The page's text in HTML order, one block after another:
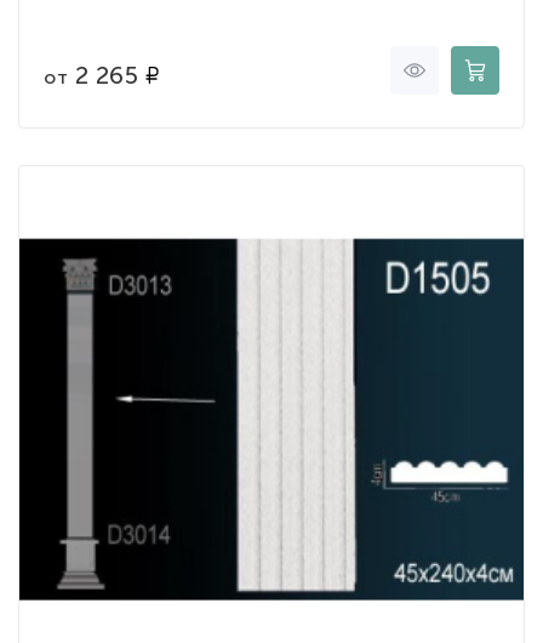
от 2 265